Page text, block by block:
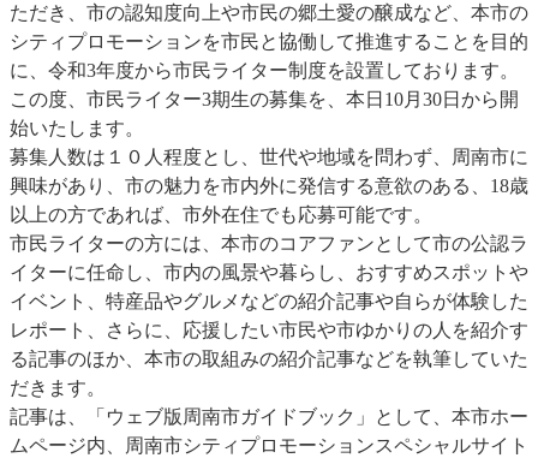
ただき、市の認知度向上や市民の郷土愛の醸成など、本市の
シティプロモーションを市民と協働して推進することを目的
に、令和3年度から市民ライター制度を設置しております。
この度、市民ライター3期生の募集を、本日10月30日から開
始いたします。
募集人数は１０人程度とし、世代や地域を問わず、周南市に
興味があり、市の魅力を市内外に発信する意欲のある、18歳
以上の方であれば、市外在住でも応募可能です。
市民ライターの方には、本市のコアファンとして市の公認ラ
イターに任命し、市内の風景や暮らし、おすすめスポットや
イベント、特産品やグルメなどの紹介記事や自らが体験した
レポート、さらに、応援したい市民や市ゆかりの人を紹介す
る記事のほか、本市の取組みの紹介記事などを執筆していた
だきます。
記事は、「ウェブ版周南市ガイドブック」として、本市ホー
ムページ内、周南市シティプロモーションスペシャルサイト